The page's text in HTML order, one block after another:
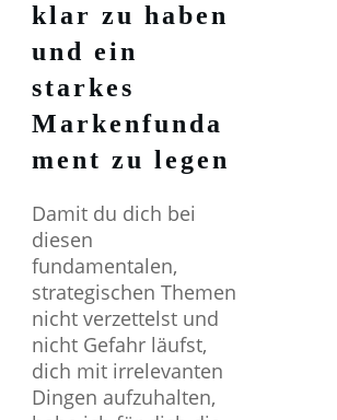
klar zu haben
und ein
starkes
Markenfunda
ment zu legen
Damit du dich bei
diesen
fundamentalen,
strategischen Themen
nicht verzettelst und
nicht Gefahr läufst,
dich mit irrelevanten
Dingen aufzuhalten,